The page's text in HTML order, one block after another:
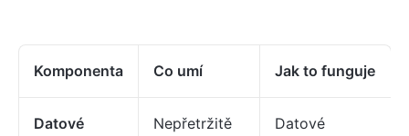
Komponenta Co umí Jak to funguje
Datové
Nepřetržitě
Datové